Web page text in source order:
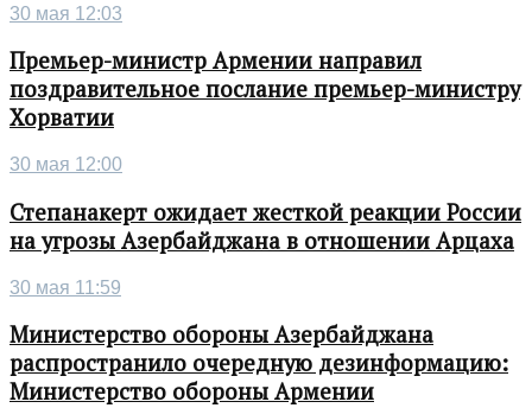
30 мая 12:03
Премьер-министр Армении направил
поздравительное послание премьер-министру
Хорватии
30 мая 12:00
Степанакерт ожидает жесткой реакции России
на угрозы Азербайджана в отношении Арцаха
30 мая 11:59
Министерство обороны Азербайджана
распространило очередную дезинформацию:
Министерство обороны Армении